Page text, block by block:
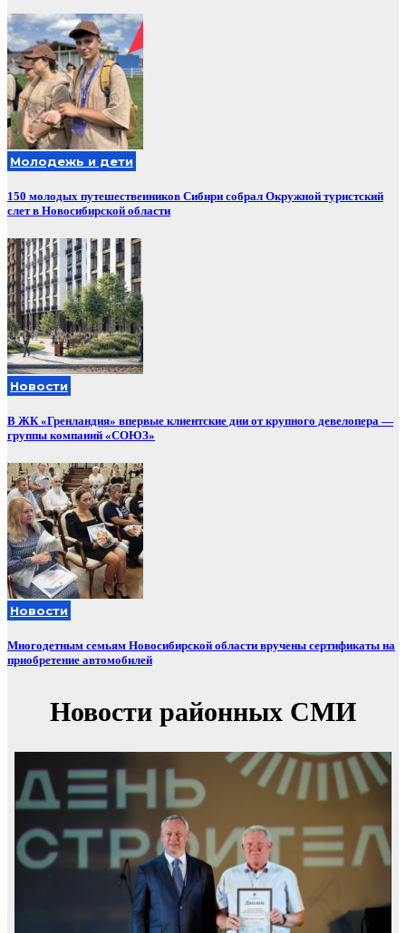
Молодежь и дети
150 молодых путешественников Сибири собрал Окружной туристский
слет в Новосибирской области
Новости
В ЖК «Гренландия» впервые клиентские дни от крупного девелопера —
группы компаний «СОЮЗ»
Новости
Многодетным семьям Новосибирской области вручены сертификаты на
приобретение автомобилей